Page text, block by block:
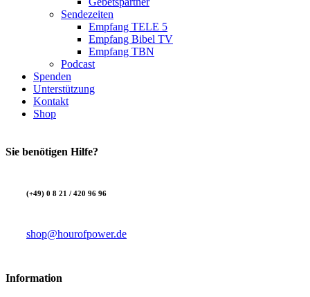
Sendezeiten
Empfang TELE 5
Empfang Bibel TV
Empfang TBN
Podcast
Spenden
Unterstützung
Kontakt
Shop
Sie benötigen Hilfe?
(+49) 0 8 21 / 420 96 96
shop@hourofpower.de
Information